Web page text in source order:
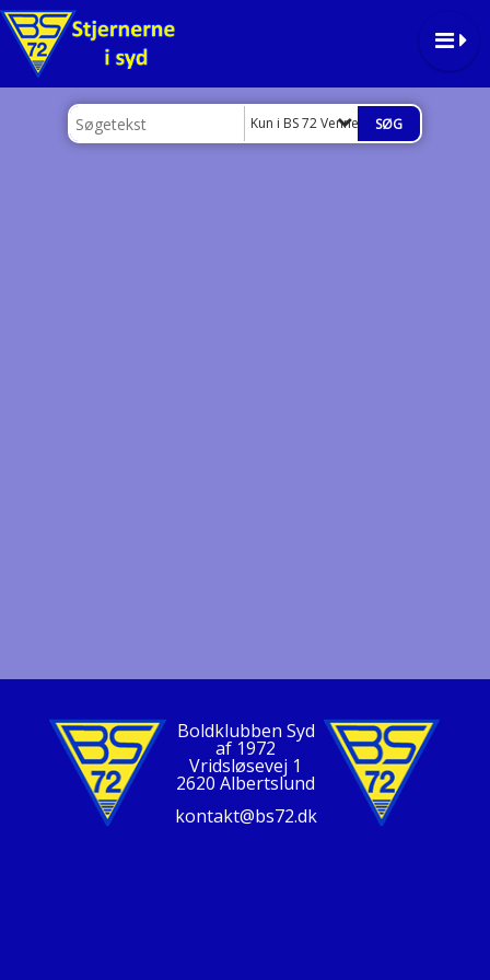
Kun i BS 72 Venner
Boldklubben Syd
af 1972
Vridsløsevej 1
2620 Albertslund
kontakt@bs72.dk